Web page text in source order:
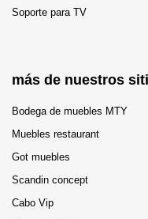
Soporte para TV
más de nuestros
Bodega de muebles MTY
Muebles restaurant
Got muebles
Scandin concept
Cabo Vip